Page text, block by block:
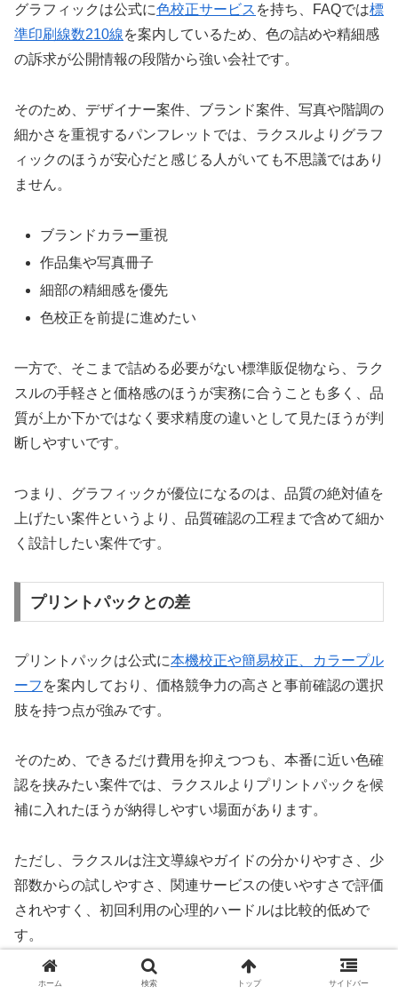
グラフィックは公式に色校正サービス を持ち、FAQでは標
準印刷線数210線を案内しているため、色の詰めや精細感
の訴求が公開情報の段階から強い会社です。
そのため、デザイナー案件、ブランド案件、写真や階調の
細かさを重視するパンフレットでは、ラクスルよりグラフ
ィックのほうが安心だと感じる人がいても不思議ではあり
ません。
ブランドカラー重視
作品集や写真冊子
細部の精細感を優先
色校正を前提に進めたい
一方で、そこまで詰める必要がない標準販促物なら、ラク
スルの手軽さと価格感のほうが実務に合うことも多く、品
質が上か下かではなく要求精度の違いとして見たほうが判
断しやすいです。
つまり、グラフィックが優位になるのは、品質の絶対値を
上げたい案件というより、品質確認の工程まで含めて細か
く設計したい案件です。
プリントパックとの差
プリントパックは公式に本機校正や簡易校正、カラープル
ーフ を案内しており、価格競争力の高さと事前確認の選択
肢を持つ点が強みです。
そのため、できるだけ費用を抑えつつも、本番に近い色確
認を挟みたい案件では、ラクスルよりプリントパックを候
補に入れたほうが納得しやすい場面があります。
ただし、ラクスルは注文導線やガイドの分かりやすさ、少
部数からの試しやすさ、関連サービスの使いやすさで評価
されやすく、初回利用の心理的ハードルは比較的低めで
す。
価格最優先で校正も視野に入れるならプリントパック、標
ホーム 検索 トップ サイドバー